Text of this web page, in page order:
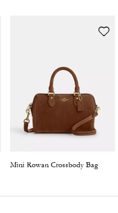
Mini Rowan Crossbody Bag